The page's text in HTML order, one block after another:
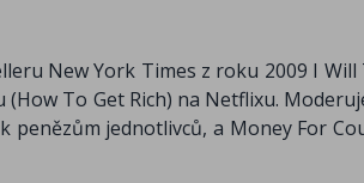
New York Times z roku 2009 I Will
To Get Rich) na Netflixu.
jednotlivců, a Money For